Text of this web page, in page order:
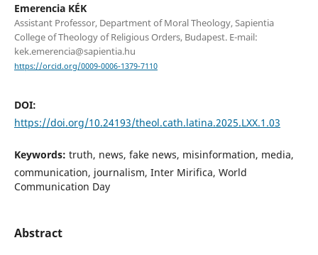
Emerencia KÉK
Assistant Professor, Department of Moral Theology, Sapientia
College of Theology of Religious Orders, Budapest. E-mail:
kek.emerencia@sapientia.hu
https://orcid.org/0009-0006-1379-7110
DOI:
https://doi.org/10.24193/theol.cath.latina.2025.LXX.1.03
Keywords: truth, news, fake news, misinformation, media,
communication, journalism, Inter Mirifica, World
Communication Day
Abstract